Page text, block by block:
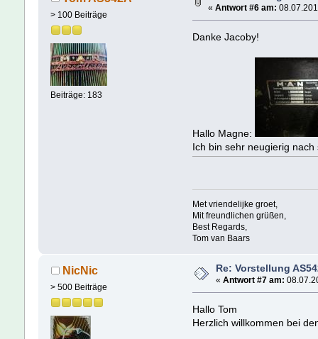
> 100 Beiträge
Beiträge: 183
« Antwort #6 am:
Danke Jacoby!
Hallo Magne:
Ich bin sehr neugierig
Met vriendelijke groet,
Mit freundlichen grüßen,
Best Regards,
Tom van Baars
NicNic
> 500 Beiträge
Re: Vorstellung
« Antwort #7 am:
Hallo Tom
Herzlich willkommen bei